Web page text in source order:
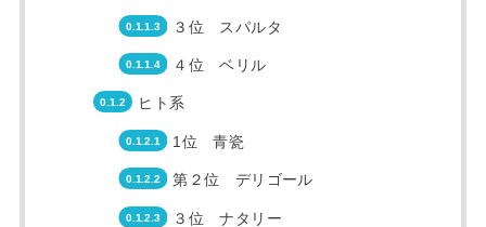
３位 スパルタ
４位 ベリル
ヒト系
1位 青瓷
第２位 デリゴール
３位 ナタリー